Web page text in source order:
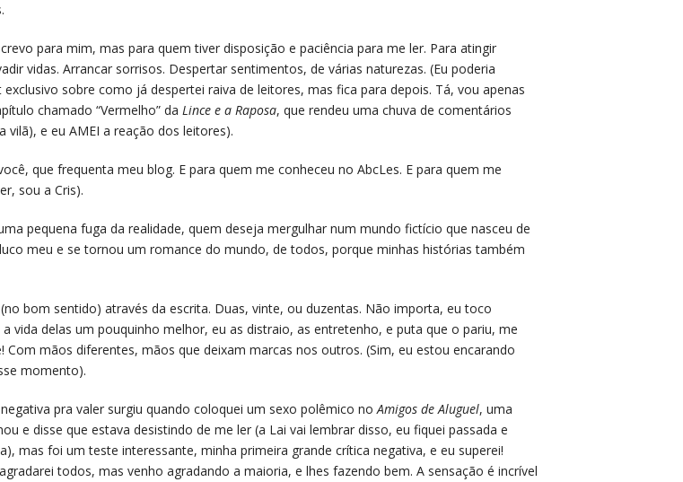
para mim, mas para quem tiver disposição e paciência para me ler. Para atingir
vidas. Arrancar sorrisos. Despertar sentimentos, de várias naturezas. (Eu poderia
sobre como já despertei raiva de leitores, mas fica para depois. Tá, vou apenas
chamado “Vermelho” da Lince e a Raposa, que rendeu uma chuva de comentários
vilã), e eu AMEI a reação dos leitores).
que frequenta meu blog. E para quem me conheceu no AbcLes. E para quem me
sou a Cris).
pequena fuga da realidade, quem deseja mergulhar num mundo fictício que nasceu de
meu e se tornou um romance do mundo, de todos, porque minhas histórias também
bom sentido) através da escrita. Duas, vinte, ou duzentas. Não importa, eu toco
vida delas um pouquinho melhor, eu as distraio, as entretenho, e puta que o pariu, me
Com mãos diferentes, mãos que deixam marcas nos outros. (Sim, eu estou encarando
momento).
pra valer surgiu quando coloquei um sexo polêmico noAmigos de Aluguel, uma
e disse que estava desistindo de me ler (a Lai vai lembrar disso, eu fiquei passada e
mas foi um teste interessante, minha primeira grande crítica negativa, e eu superei!
todos, mas venho agradando a maioria, e lhes fazendo bem. A sensação é incrível